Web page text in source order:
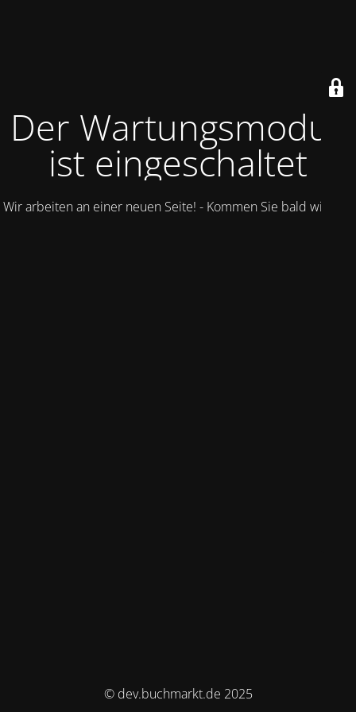
Der Wartungsmodus
ist eingeschaltet
Wir arbeiten an einer neuen Seite! - Kommen Sie bald wieder.
© dev.buchmarkt.de 2025